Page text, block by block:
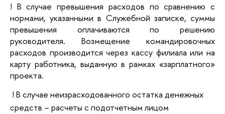
! В случае превышения расходов по сравнению с
нормами, указанными в Служебной записке, суммы
превышения оплачиваются по решению
руководителя. Возмещение командировочных
расходов производится через кассу филиала или на
карту работника, выданную в рамках «зарплатного»
проекта.
! В случае неизрасходованного остатка денежных
средств – расчеты с подотчетным лицом